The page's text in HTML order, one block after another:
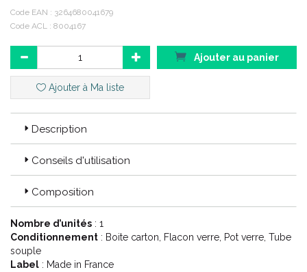
Contenance : 4 PRODUITS
Code ACL : 8004167
Code EAN : 3264680041679
Code EAN : 3264680041679
Code ACL : 8004167
Ajouter au panier
Ajouter à Ma liste
Description
Conseils d'utilisation
Composition
Nombre d’unités : 1
Conditionnement : Boite carton, Flacon verre, Pot verre, Tube
souple
Label : Made in France